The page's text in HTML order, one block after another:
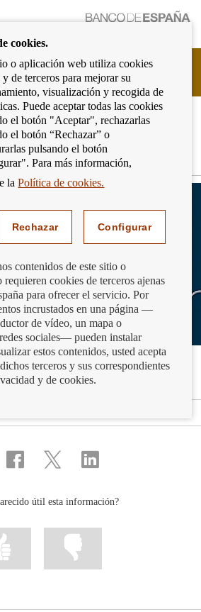
Ir
página
de
inicio
del
Banco
de
España
Comisiones
El Universo Financiero
Compartir
en
Compartir
en
Compartir
en
útil esta información?
Marcar
información
cookies.
o aplicación web utiliza cookies
de terceros para mejorar su
visualización y recogida de
Puede aceptar todas las cookies
el botón "Aceptar", rechazarlas
el botón “Rechazar” o
pulsando el botón
Para más información,
laPolítica de cookies.
Rechazar Configurar
contenidos de este sitio o
cookies de terceros ajenas
para ofrecer el servicio. Por
incrustados en una página —
de vídeo, un mapa o
sociales— pueden instalar
estos contenidos, usted acepta
terceros y sus correspondientes
y de cookies.